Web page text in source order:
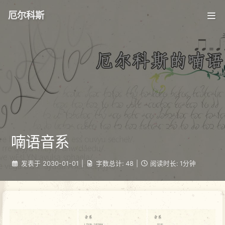
厄尔科斯
喃语音系
发表于 2030-01-01 字数总计: 48 阅读时长: 1分钟